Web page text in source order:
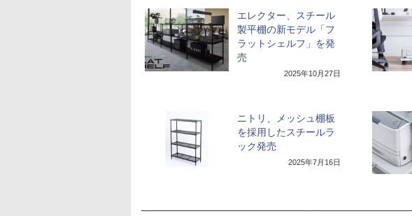
エレクター、スチール
製平棚の新モデル「フ
ラットシェルフ」を発
売
2025年10月27日
ニトリ、メッシュ棚板
を採用したスチールラ
ック発売
2025年7月16日